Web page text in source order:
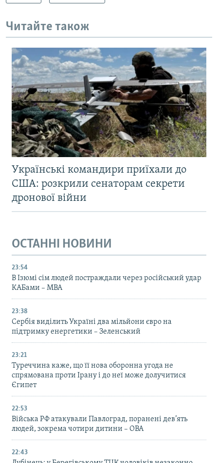
Читайте також
Українські командири приїхали до
США: розкрили сенаторам секрети
дронової війни
ОСТАННІ НОВИНИ
23:54
В Ізюмі сім людей постраждали через російський удар
КАБами – МВА
23:38
Сербія виділить Україні два мільйони євро на
підтримку енергетики – Зеленський
23:21
Туреччина каже, що її нова оборонна угода не
спрямована проти Ірану і до неї може долучитися
Єгипет
22:53
Війська РФ атакували Павлоград, поранені дев’ять
людей, зокрема чотири дитини – ОВА
22:43